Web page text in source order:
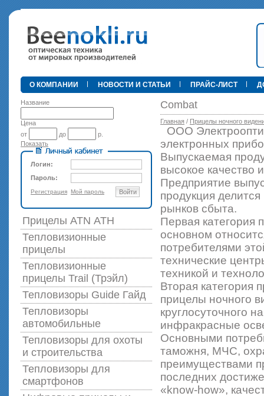
•
89 000
О КОМПАНИИ НОВОСТИ И СТАТЬИ ПРАЙС-ЛИСТ
Название
Цена
от
до
р.
Показать
Логин:
Пароль:
Регистрация Мой пароль Войти
Прицелы ATN АТН
Тепловизионные
прицелы
Тепловизионные
прицелы Trail (Трэйл)
Тепловизоры Guide Гайд
Тепловизоры
автомобильные
Тепловизоры для охоты
и строительства
Тепловизоры для
смартфонов
Combat
Главная / Прицелы ночного
ООО
электронных
Выпускаемая
высокое качество
Предприятие
продукция
рынков сбыта.
Первая категория
основном
потребителями
технические
техникой и
Вторая категория
прицелы ночного
круглосуточного
инфракрасные
Основными
таможня, МЧС,
преимуществами
последних
«know-how»,